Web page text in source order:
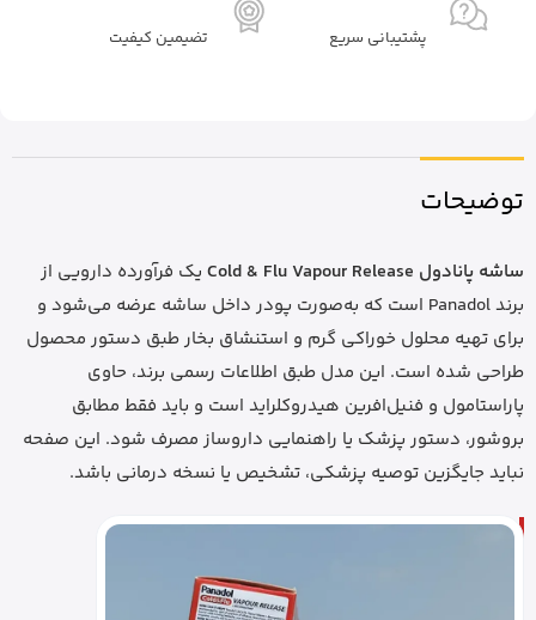
پشتیبانی سریع تضیمین کیفیت
توضیحات
ساشه پانادول Cold & Flu Vapour Release
یک فرآورده دارویی از
برند Panadol است که به‌صورت پودر داخل ساشه عرضه می‌شود و
برای تهیه محلول خوراکی گرم و استنشاق بخار طبق دستور محصول
طراحی شده است. این مدل طبق اطلاعات رسمی برند، حاوی
پاراستامول و فنیل‌افرین هیدروکلراید است و باید فقط مطابق
بروشور، دستور پزشک یا راهنمایی داروساز مصرف شود. این صفحه
نباید جایگزین توصیه پزشکی، تشخیص یا نسخه درمانی باشد.